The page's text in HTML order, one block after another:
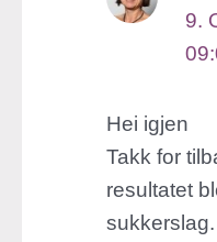
9.
Hei igjen
Takk for
resultatet